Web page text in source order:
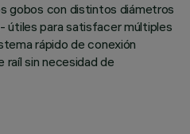
gobos con distintos diámetros
para satisfacer múltiples
rápido de conexión
sin necesidad de